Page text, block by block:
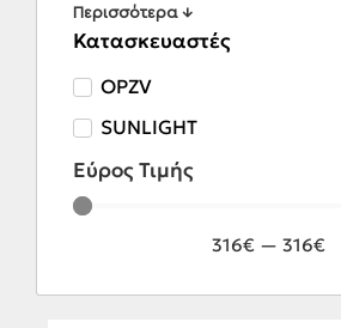
Περισσότερα ↓
Κατασκευαστές
OPZV
SUNLIGHT
Εύρος Τιμής
316€ — 316€